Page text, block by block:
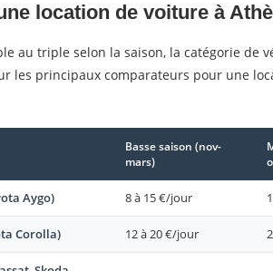
location de voiture à
au triple selon la saison, la catégorie de
les principaux comparateurs pour une
Basse saison (nov-
mars)
Aygo) 8 à 15 €/jour
Corolla) 12 à 20 €/jour